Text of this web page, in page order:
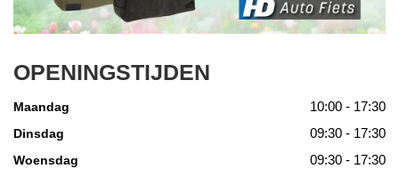
OPENINGSTIJDEN
Maandag 10:00 - 17:30
Dinsdag 09:30 - 17:30
Woensdag 09:30 - 17:30